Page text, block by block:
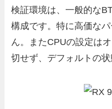
検証環境は、一般的な
構成です。特に高価な
ん。またCPUの設定は
切せず、デフォルトの状